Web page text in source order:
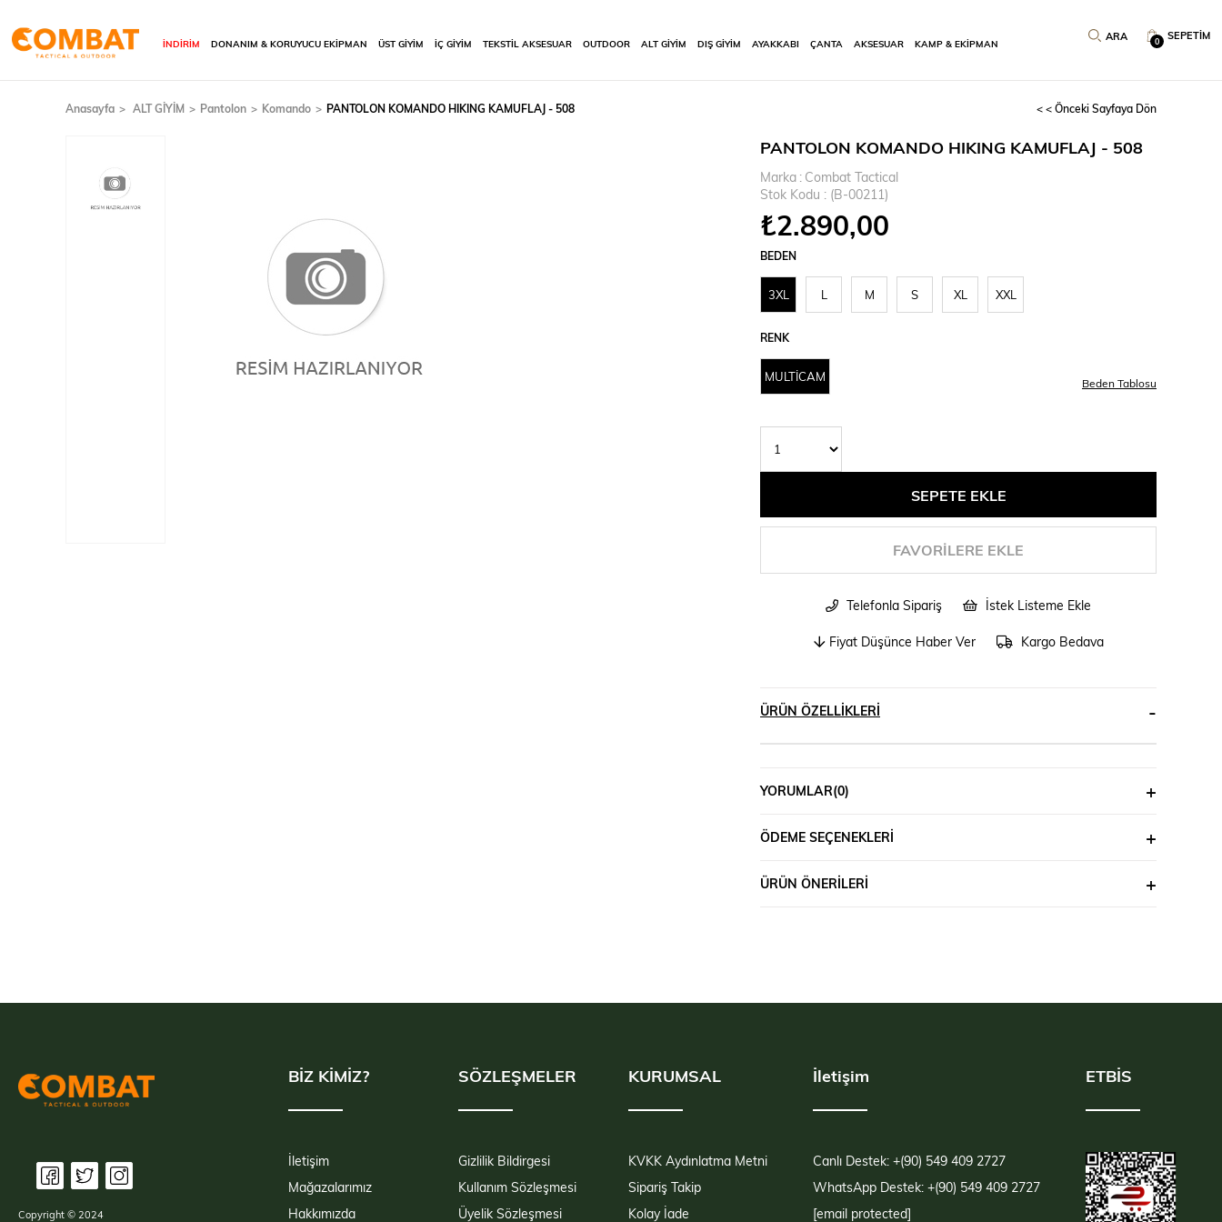
SEPETIM
0
İNDİRİM DONANIM & KORUYUCU EKİPMAN ÜST GİYİM İÇ GİYİM TEKSTİL AKSESUAR OUTDOOR ALT GİYİM DIŞ GİYİM AYAKKABI ÇANTA AKSESUAR KAMP & EKİPMAN
Anasayfa ALT GİYİM Pantolon Komando PANTOLON KOMANDO HIKING KAMUFLAJ - 508 < < Önceki Sayfaya Dön
PANTOLON KOMANDO HIKING KAMUFLAJ - 508
Marka : Combat Tactical
Stok Kodu
(B-00211)
₺2.890,00
BEDEN
3XL L M S XL XXL
RENK
MULTİCAM Beden Tablosu
FAVORILERE EKLE
Telefonla Sipariş İstek Listeme Ekle
Fiyat Düşünce Haber Ver Kargo Bedava
ÜRÜN ÖZELLIKLERI
YORUMLAR(0)
ÖDEME SEÇENEKLERI
ÜRÜN ÖNERILERI
BİZ KİMİZ?
İletişim
Mağazalarımız
Hakkımızda
SÖZLEŞMELER
Gizlilik Bildirgesi
Kullanım Sözleşmesi
Üyelik Sözleşmesi
KURUMSAL
KVKK Aydınlatma Metni
Sipariş Takip
Kolay İade
İletişim
Canlı Destek: +(90) 549 409 2727
WhatsApp Destek: +(90) 549 409 2727
[email protected]
ETBİS
Copyright © 2024